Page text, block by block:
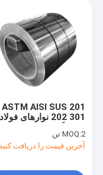
ASTM AISI SUS 201
202 301 نوارهای
نوارهای فلزی تخت نازک
3 میلی متر
MOQ:2 تن
آخرین قیمت را دریافت کنید